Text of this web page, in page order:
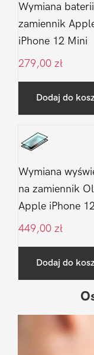
Wymiana
zamiennik
iPhone 12 Mini
279,00 zł
Dodaj do
Wymiana
na zamiennik
Apple iPhone
449,00 zł
Dodaj do
Sidebar